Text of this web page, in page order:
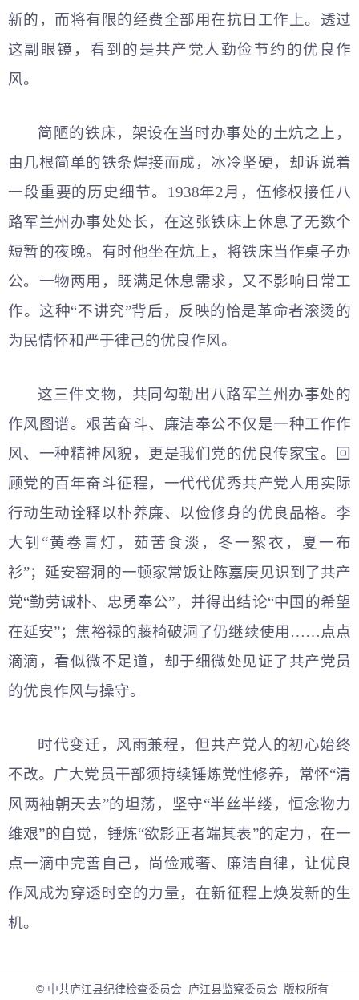
新的，而将有限的经费全部用在抗日工作上。透过
这副眼镜，看到的是共产党人勤俭节约的优良作
风。
简陋的铁床，架设在当时办事处的土炕之上，
由几根简单的铁条焊接而成，冰冷坚硬，却诉说着
一段重要的历史细节。1938年2月，伍修权接任八
路军兰州办事处处长，在这张铁床上休息了无数个
短暂的夜晚。有时他坐在炕上，将铁床当作桌子办
公。一物两用，既满足休息需求，又不影响日常工
作。这种“不讲究”背后，反映的恰是革命者滚烫的
为民情怀和严于律己的优良作风。
这三件文物，共同勾勒出八路军兰州办事处的
作风图谱。艰苦奋斗、廉洁奉公不仅是一种工作作
风、一种精神风貌，更是我们党的优良传家宝。回
顾党的百年奋斗征程，一代代优秀共产党人用实际
行动生动诠释以朴养廉、以俭修身的优良品格。李
大钊“黄卷青灯，茹苦食淡，冬一絮衣，夏一布
衫”；延安窑洞的一顿家常饭让陈嘉庚见识到了共产
党“勤劳诚朴、忠勇奉公”，并得出结论“中国的希望
在延安”；焦裕禄的藤椅破洞了仍继续使用……点点
滴滴，看似微不足道，却于细微处见证了共产党员
的优良作风与操守。
时代变迁，风雨兼程，但共产党人的初心始终
不改。广大党员干部须持续锤炼党性修养，常怀“清
风两袖朝天去”的坦荡，坚守“半丝半缕，恒念物力
维艰”的自觉，锤炼“欲影正者端其表”的定力，在一
点一滴中完善自己，尚俭戒奢、廉洁自律，让优良
作风成为穿透时空的力量，在新征程上焕发新的生
机。
© 中共庐江县纪律检查委员会 庐江县监察委员会 版权所有